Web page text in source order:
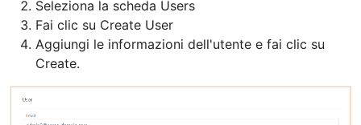
Seleziona la scheda Users
Fai clic su Create User
Aggiungi le informazioni dell'utente e fai clic su
Create.